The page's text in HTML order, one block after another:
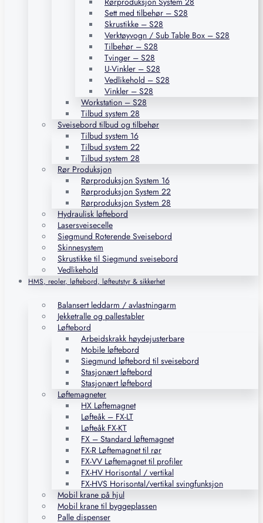
Sett med tilbehør – S28
Skrustikke – S28
Verktøyvogn / Sub Table Box – S28
Tilbehør – S28
Tvinger – S28
U-Vinkler – S28
Vedlikehold – S28
Vinkler – S28
Workstation – S28
Tilbud system 28
Sveisebord tilbud og tilbehør
Tilbud system 16
Tilbud system 22
Tilbud system 28
Rør Produksjon
Rørproduksjon System 16
Rørproduksjon System 22
Rørproduksjon System 28
Hydraulisk løftebord
Lasersveisecelle
Siegmund Roterende Sveisebord
Skinnesystem
Skrustikke til Siegmund sveisebord
Vedlikehold
HMS, reoler, løftebord, løfteutstyr & sikkerhet
Balansert leddarm / avlastningarm
Jekketralle og pallestabler
Løftebord
Arbeidskrakk høydejusterbare
Mobile løftebord
Siegmund løftebord til sveisebord
Stasjonært løftebord
Stasjonært løftebord
Løftemagneter
HX Løftemagnet
Løfteåk – FX-LT
Løfteåk FX-KT
FX – Standard løftemagnet
FX-R Løftemagnet til rør
FX-VV Løftemagnet til profiler
FX-HV Horisontal / vertikal
FX-HVS Horisontal/vertikal svingfunksjon
Mobil krane på hjul
Mobil krane til byggeplassen
Palle dispenser